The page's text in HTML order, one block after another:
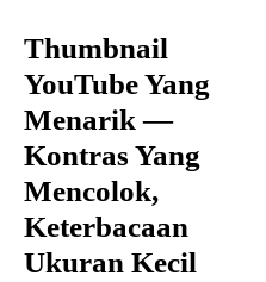
Thumbnail
YouTube Yang
Menarik —
Kontras Yang
Mencolok,
Keterbacaan
Ukuran Kecil